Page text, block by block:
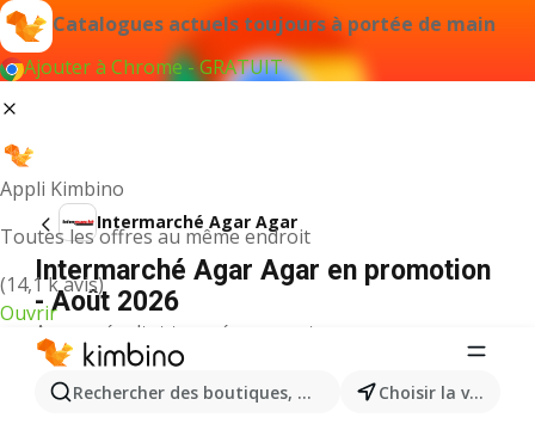
Catalogues actuels toujours à portée de main
Ajouter à Chrome - GRATUIT
Appli Kimbino
Toutes les offres au même endroit
(14,1 k avis)
Ouvrir
Rechercher des boutiques, des catégories, des Choisir la ville
Intermarché Agar Agar
Intermarché Agar Agar en promotion
- Août 2026
Aucun résultat trouvé pour ce terme.
D’autres produits dans les magasins
Intermarché